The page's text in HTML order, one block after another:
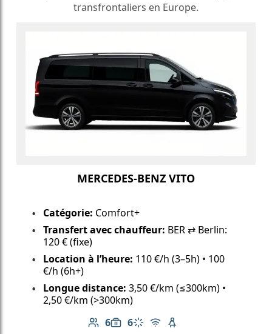
transfrontaliers en Europe.
MERCEDES-BENZ VITO
Catégorie: Comfort+
Transfert avec chauffeur: BER ⇄ Berlin:
120 € (fixe)
Location à l’heure: 110 €/h (3–5h) • 100
€/h (6h+)
Longue distance: 3,50 €/km (≤300km) •
2,50 €/km (>300km)
6
Nombre de passagers: 6
6
Capacité des bagages: 6
Climatisation
Wi-Fi gratuit
Siège enfant